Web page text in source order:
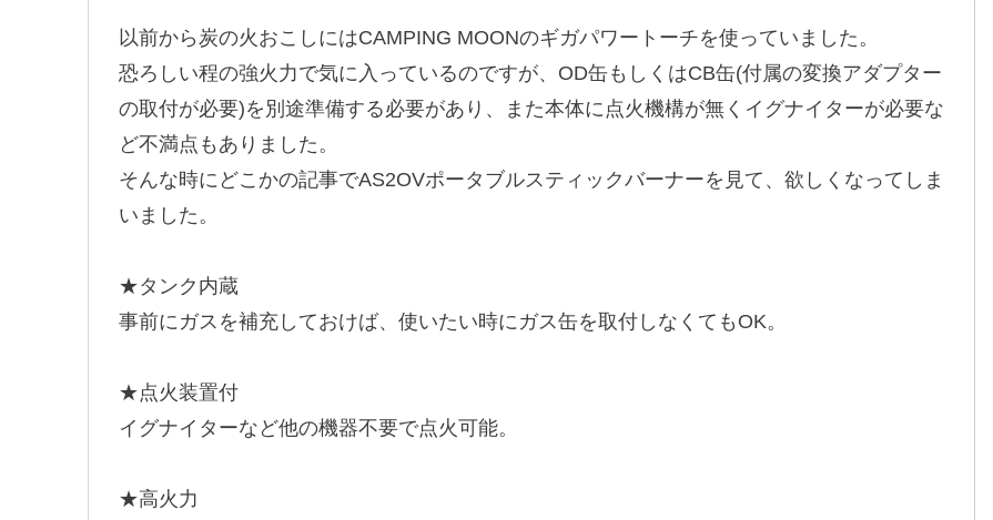
以前から炭の火おこしにはCAMPING MOONのギガパワートーチを使っていました。
恐ろしい程の強火力で気に入っているのですが、OD缶もしくはCB缶(付属の変換アダプター
の取付が必要)を別途準備する必要があり、また本体に点火機構が無くイグナイターが必要な
ど不満点もありました。
そんな時にどこかの記事でAS2OVポータブルスティックバーナーを見て、欲しくなってしま
いました。
★タンク内蔵
事前にガスを補充しておけば、使いたい時にガス缶を取付しなくてもOK。
★点火装置付
イグナイターなど他の機器不要で点火可能。
★高火力